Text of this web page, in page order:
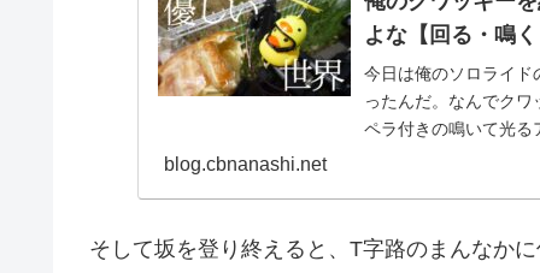
よな【回る・鳴
今日は俺のソロライド
ったんだ。なんでク
ペラ付きの鳴いて光る
blog.cbnanashi.net
そして坂を登り終えると、T字路のまんなか